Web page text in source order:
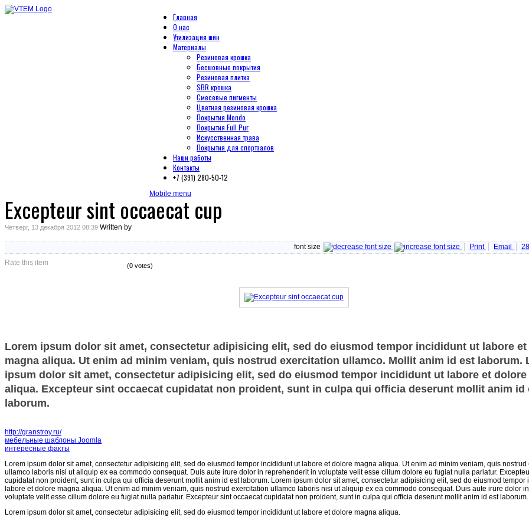
Главная
О нас
Утилизация шин
Материалы
Резиновая крошка
Бесшовные покрытия
Резиновая плитка
SBR крошка
Смесевые пигменты
Цветная резиновая крошка
Покрытия Mondo
Покрытия Full Pur
Искусственная трава
Покрытия для спортзалов
Наши работы
Контакты
+7 (391) 280-50-12
Mobile menu
Excepteur sint occaecat cup
Четверг, 13 декабря 2012 08:39 Written by
font size Print Email
Rate this item
(0 votes)
Lorem ipsum dolor sit amet, consectetur adipisicing elit, sed do eiusmod tempor incididunt ut labore
magna aliqua. Ut enim ad minim veniam, quis nostrud exercitation ullamco. Mollit anim id est laborum.
ipsum dolor sit amet, consectetur adipisicing elit, sed do eiusmod tempor incididunt ut labore et dolore
aliqua. Excepteur sint occaecat cupidatat non proident, sunt in culpa qui officia deserunt mollit anim id
laborum.
http://granstroy.ru/
мебельные шаблоны Joomla
интересные факты
Lorem ipsum dolor sit amet, consectetur adipisicing elit, sed do eiusmod tempor incididunt ut labore et dolore magna aliqua. Ut enim ad minim veniam, quis nostrud
ullamco laboris nisi ut aliquip ex ea commodo consequat. Duis aute irure dolor in reprehenderit in voluptate velit esse cillum dolore eu fugiat nulla pariatur.
cupidatat non proident, sunt in culpa qui officia deserunt mollit anim id est laborum. Lorem ipsum dolor sit amet, consectetur adipisicing elit, sed do eiusmod tempor
labore et dolore magna aliqua. Ut enim ad minim veniam, quis nostrud exercitation ullamco laboris nisi ut aliquip ex ea commodo consequat. Duis aute irure dolor
voluptate velit esse cillum dolore eu fugiat nulla pariatur. Excepteur sint occaecat cupidatat non proident, sunt in culpa qui officia deserunt mollit anim id est laborum.
Lorem ipsum dolor sit amet, consectetur adipisicing elit, sed do eiusmod tempor incididunt ut labore et dolore magna aliqua.